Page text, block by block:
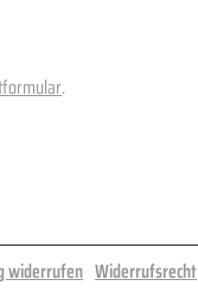
.
widerrufen Widerrufsrecht